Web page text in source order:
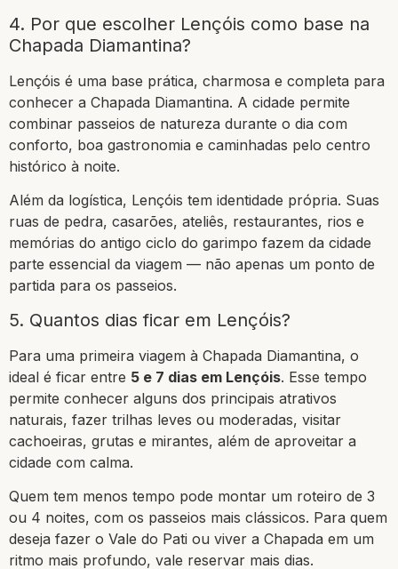
4. Por que escolher Lençóis como base na
Chapada Diamantina?
Lençóis é uma base prática, charmosa e completa para
conhecer a Chapada Diamantina. A cidade permite
combinar passeios de natureza durante o dia com
conforto, boa gastronomia e caminhadas pelo centro
histórico à noite.
Além da logística, Lençóis tem identidade própria. Suas
ruas de pedra, casarões, ateliês, restaurantes, rios e
memórias do antigo ciclo do garimpo fazem da cidade
parte essencial da viagem — não apenas um ponto de
partida para os passeios.
5. Quantos dias ficar em Lençóis?
Para uma primeira viagem à Chapada Diamantina, o
ideal é ficar entre 5 e 7 dias em Lençóis. Esse tempo
permite conhecer alguns dos principais atrativos
naturais, fazer trilhas leves ou moderadas, visitar
cachoeiras, grutas e mirantes, além de aproveitar a
cidade com calma.
Quem tem menos tempo pode montar um roteiro de 3
ou 4 noites, com os passeios mais clássicos. Para quem
deseja fazer o Vale do Pati ou viver a Chapada em um
ritmo mais profundo, vale reservar mais dias.